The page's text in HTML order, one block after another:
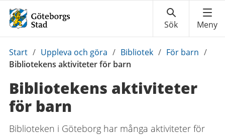
Du
är
Start / Uppleva och göra / Bibliotek / För barn /
Bibliotekens aktiviteter för barn
Bibliotekens aktiviteter
för barn
Biblioteken i Göteborg har många aktiviteter för